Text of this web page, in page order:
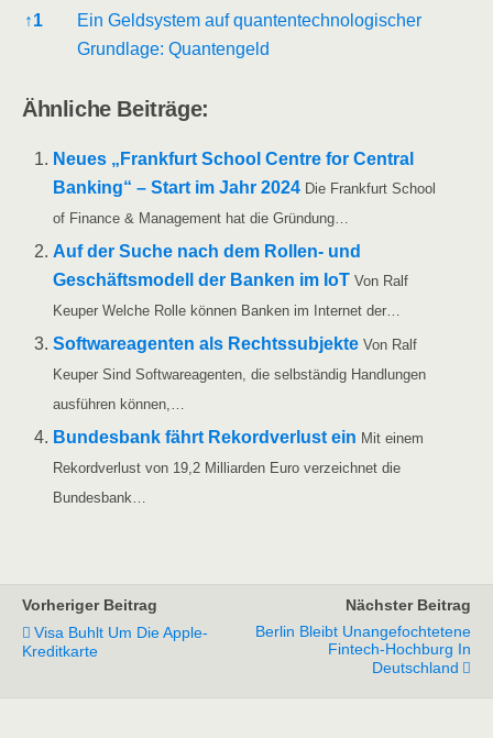
Refe­ren­ces
↑1
Ein Geld­sys­tem auf quan­ten­tech­no­lo­gi­scher
Grund­la­ge: Quantengeld
Ähn­li­che Beiträge:
Neu­es „Frank­furt School Cent­re for Cen­tral
Ban­king“ – Start im Jahr 2024 Die Frank­furt School
of Finan­ce & Manage­ment hat die Gründung…
Auf der Suche nach dem Rol­­len- und
Geschäfts­mo­dell der Ban­ken im IoT Von Ralf
Keu­per Wel­che Rol­le kön­nen Ban­ken im Inter­net der…
Soft­ware­agen­ten als Rechts­sub­jek­te Von Ralf
Keu­per Sind Soft­ware­agen­ten, die selb­stän­dig Hand­lun­gen
aus­füh­ren können,…
Bun­des­bank fährt Rekord­ver­lust ein Mit einem
Rekord­ver­lust von 19,2 Mil­li­ar­den Euro ver­zeich­net die
Bundesbank…
Vorheriger Beitrag
Visa Buhlt Um Die Apple-
Kreditkarte
Nächster Beitrag
Berlin Bleibt Unangefochtetene
Fintech-Hochburg In
Deutschland